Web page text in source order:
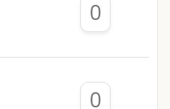
0
0